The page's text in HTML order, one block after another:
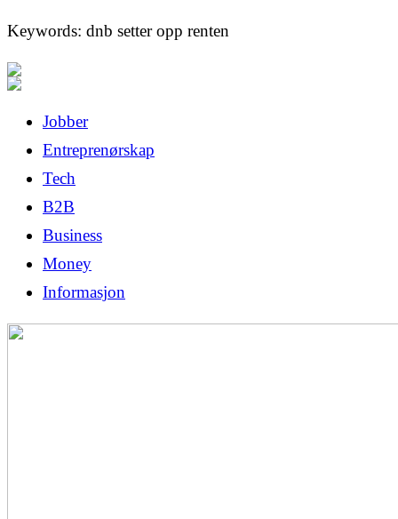
Keywords: dnb setter opp renten
Jobber
Entreprenørskap
Tech
B2B
Business
Money
Informasjon